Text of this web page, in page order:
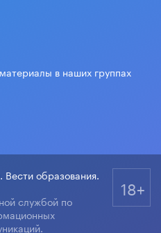
в наших группах
образования.
службой по
18+